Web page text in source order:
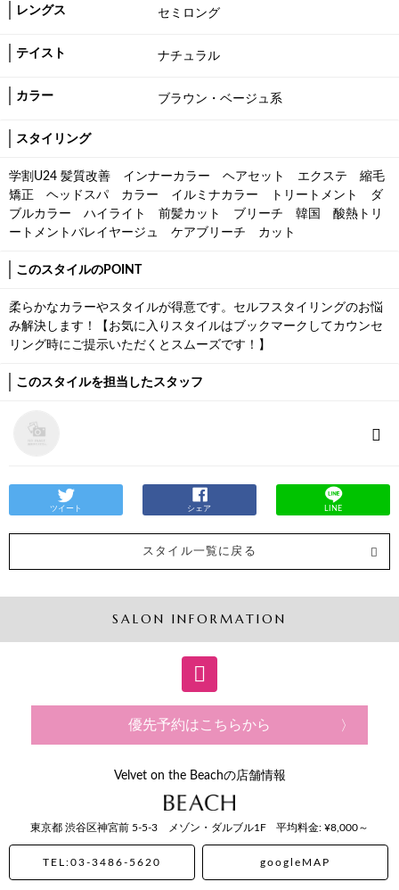
レングス セミロング
テイスト ナチュラル
カラー ブラウン・ベージュ系
スタイリング
学割U24 髪質改善 インナーカラー ヘアセット エクステ 縮毛
矯正 ヘッドスパ カラー イルミナカラー トリートメント ダ
ブルカラー ハイライト 前髪カット ブリーチ 韓国 酸熱トリ
ートメントバレイヤージュ ケアブリーチ カット
このスタイルのPOINT
柔らかなカラーやスタイルが得意です。セルフスタイリングのお悩
み解決します！【お気に入りスタイルはブックマークしてカウンセ
リング時にご提示いただくとスムーズです！】
このスタイルを担当したスタッフ
ツイート シェア LINE
スタイル一覧に戻る
SALON INFORMATION
優先予約はこちらから
Velvet on the Beachの店舗情報
東京都 渋谷区神宮前 5-5-3 メゾン・ダルブル1F 平均料金: ¥8,000～
TEL:03-3486-5620 googleMAP